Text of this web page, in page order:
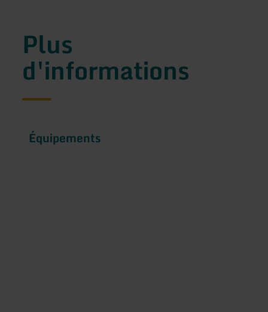
Plus
d'informations
Équipements